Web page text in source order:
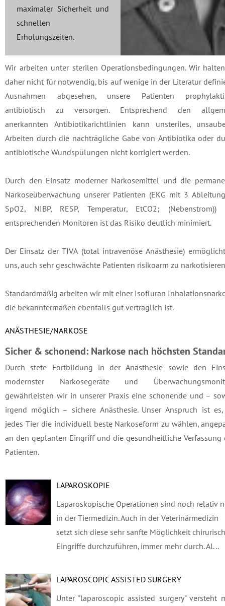
maximaler Sicherheit und
schnellen
Erholungszeiten.
Wir arbeiten unter sterilen Operationsbedingungen. Wir
daher nicht für notwendig, bis auf wenige in der Literatur
Ausnahmen abgesehen, unsere Patienten
antibiotisch zu versorgen. Entsprechend den
anerkannten Antibiotikarichtlinien kann unsteriles,
Arbeiten durch die nachträgliche Gabe von Antibiotika oder
antibiotische Wundspülungen nicht korrigiert werden.
Durch den Einsatz moderner Narkosemittel und die
Narkoseüberwachung unserer Patienten (EKG mit 3
SpO2, NIBP, RESP, Temperatur, EtCO2; (Nebenstrom))
entsprechenden Monitoren ist das Risiko deutlich minimiert.
Der Einsatz der TIVA (total intravenöse Anästhesie)
uns, auch sehr geschwächte Patienten risikoarm zu
Standardmäßig arbeiten wir mit einer Isofluran
die bekanntermaßen ebenfalls gut verträglich ist.
ANÄSTHESIE/NARKOSE
Sicher & schonend: Narkose nach höchsten
Durch stete Fortbildung in der Anästhesie sowie den
modernster Narkosegeräte und
gewährleisten wir in unserer Praxis eine schonende und –
irgend möglich – sichere Anästhesie. Unser Anspruch ist
jedes Tier die individuell beste Narkoseform zu wählen,
an den geplanten Eingriff und die gesundheitliche Verfassung
Patienten.
LAPAROSKOPIE
Laparoskopische Operationen sind noch relativ
in der Tiermedizin. Auch in der Veterinärmedizin
setzt sich diese sehr sanfte Möglichkeit
Eingriffe durchzuführen, immer mehr durch. Al...
LAPAROSCOPIC ASSISTED SURGERY
Unter "laparoscopic assisted surgery" versteht